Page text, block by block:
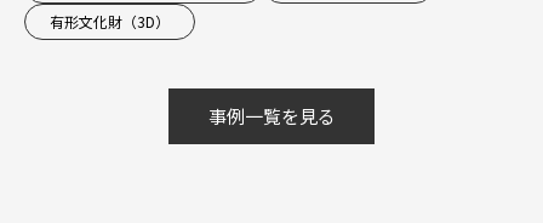
有形文化財（3D）
事例一覧を見る